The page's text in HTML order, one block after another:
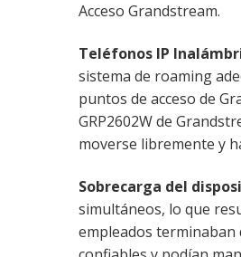
Acceso Grandstream.
Teléfonos IP
sistema de roaming
puntos de acceso de
GRP2602W de
moverse libremente y
Sobrecarga del
simultáneos, lo que
empleados terminaban